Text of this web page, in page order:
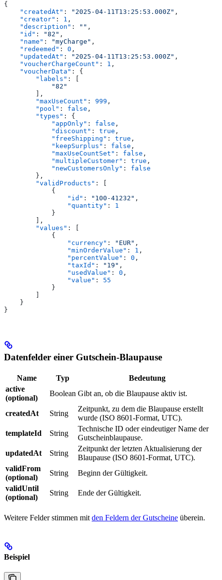
{
    "createdAt"
: "2025-04-11T13:25:53.000Z" ,
    "creator"
: 1 ,
    "description"
: "" ,
    "id"
: "82" ,
    "name"
: "myCharge" ,
    "redeemed"
: 0 ,
    "updatedAt"
: "2025-04-11T13:25:53.000Z" ,
    "voucherChargeCount"
: 1 ,
    "voucherData"
: {
        "labels"
: [
            "82"
        ],
        "maxUseCount"
: 999 ,
        "pool"
: false ,
        "types"
: {
            "appOnly"
: false ,
            "discount"
: true ,
            "freeShipping"
: true ,
            "keepSurplus"
: false ,
            "maxUseCountSet"
: false ,
            "multipleCustomer"
: true ,
            "newCustomersOnly"
: false
        },
        "validProducts"
: [
            {
                "id"
: "100-41232" ,
                "quantity"
: 1
            }
        ],
        "values"
: [
            {
                "currency"
: "EUR" ,
                "minOrderValue"
: 1 ,
                "percentValue"
: 0 ,
                "taxId"
: "19" ,
                "usedValue"
: 0 ,
                "value"
: 55
            }
    }
}
Datenfelder einer Gutschein-Blaupause
Name Typ
Bedeutung
active
(optional)
Boolean Gibt an, ob die Blaupause aktiv ist.
createdAt String
Zeitpunkt, zu dem die Blaupause erstellt
wurde (ISO 8601-Format, UTC).
templateId
String
Technische ID oder eindeutiger Name der
Gutscheinblaupause.
updatedAt
String
Zeitpunkt der letzten Aktualisierung der
Blaupause (ISO 8601-Format, UTC).
validFrom
(optional)
String
Beginn der Gültigkeit.
validUntil
(optional)
String Ende der Gültigkeit.
Weitere Felder stimmen mit den Feldern der Gutscheine überein.
Beispiel